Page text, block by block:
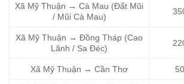
Xã Mỹ Thuận → Cà Mau (Đất Mũi
/ Mũi Cà Mau)
Xã Mỹ Thuận → Đồng Tháp (Cao
Lãnh / Sa Đéc)
Xã Mỹ Thuận → Cần Thơ 50